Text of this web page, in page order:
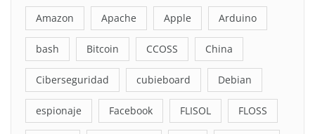
Amazon Apache Apple Arduino
bash Bitcoin CCOSS China
Ciberseguridad cubieboard Debian
espionaje Facebook FLISOL FLOSS